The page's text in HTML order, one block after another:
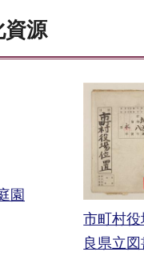
資源
園
市町村
良県立図